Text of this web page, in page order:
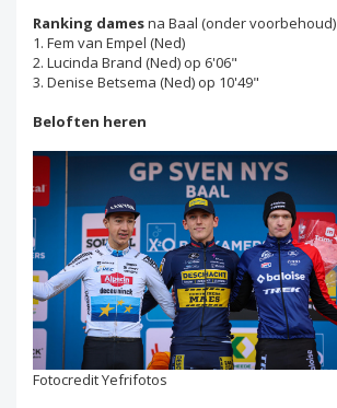
Ranking damesna Baal (onder voorbehoud)
1. Fem van Empel (Ned)
2. Lucinda Brand (Ned) op 6'06"
3. Denise Betsema (Ned) op 10'49"
Beloften heren
Fotocredit Yefrifotos